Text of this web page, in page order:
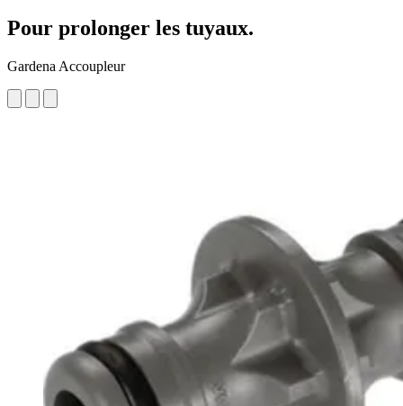
Pour prolonger les tuyaux.
Gardena Accoupleur